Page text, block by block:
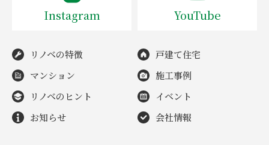
Instagram YouTube
リノベの特徴
戸建て住宅
マンション
施工事例
リノベのヒント
イベント
お知らせ
会社情報